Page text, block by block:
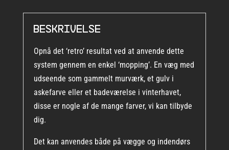
Beskrivelse
Opnå det ‘retro’ resultat ved at anvende dette
system gennem en enkel ‘mopping’. En væg med
udseende som gammelt murværk, et gulv i
askefarve eller et badeværelse i vinterhavet,
disse er nogle af de mange farver, vi kan tilbyde
dig.
Det kan anvendes både på vægge og indendørs